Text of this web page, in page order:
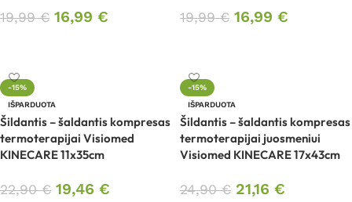
19,99€ 16,99 € 19,99€ 16,99 €
-15%
IŠPARDUOTA
Šildantis – šaldantis kompresas
termoterapijai Visiomed
KINECARE 11x35cm
22,90€ 19,46 €
-15%
IŠPARDUOTA
Šildantis – šaldantis kompresas
termoterapijai juosmeniui
Visiomed KINECARE 17x43cm
24,90€ 21,16 €